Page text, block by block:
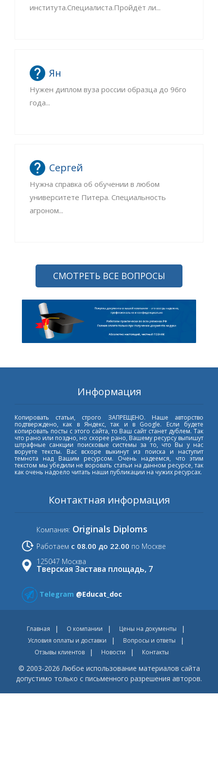
института.Специалиста.Пройдёт ли...
Ян
Нужен диплом вуза россии образца до 96го
года...
Сергей
Нужна справка об обучении в любом
университете Питера. Специальность
агроном...
СМОТРЕТЬ ВСЕ ВОПРОСЫ
Информация
Копировать статьи, строго ЗАПРЕЩЕНО. Наше авторство
подтверждено, как в Яндекс, так и в Google. Если будете
копировать посты с этого сайта, то Ваш сайт станет дублем. Так
что рано или поздно, но скорее рано, Вашему ресурсу выпишут
штрафные санкции поисковые системы за то, что Вы у нас
воруете тексты. Вас вскоре выкинут из поиска и наступит
темнота над Вашим ресурсом. Очень надеемся, что этим
текстом мы убедили не воровать статьи на данном ресурсе, так
как очень надоело читать наши публикации на чужих ресурсах.
Контактная информация
Компания: Originals Diploms
Работаем с 08.00 до 22.00 по Москве
125047 Москва
Тверская Застава площадь, 7
Telegram @Educat_doc
Главная О компании
Цены на документы
Условия оплаты и доставки
Вопросы и ответы
Отзывы клиентов
Новости Контакты
© 2003-2026 Любое использование материалов сайта
допустимо только с письменного разрешения авторов.